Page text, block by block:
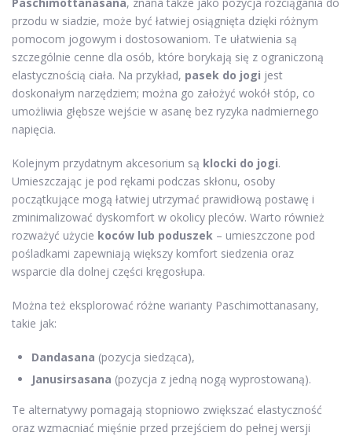
przodu w siadzie, może być łatwiej osiągnięta dzięki różnym
pomocom jogowym i dostosowaniom. Te ułatwienia są
szczególnie cenne dla osób, które borykają się z ograniczoną
elastycznością ciała. Na przykład, pasek do jogi jest
doskonałym narzędziem; można go założyć wokół stóp, co
umożliwia głębsze wejście w asanę bez ryzyka nadmiernego
napięcia.
Kolejnym przydatnym akcesorium są klocki do jogi.
Umieszczając je pod rękami podczas skłonu, osoby
początkujące mogą łatwiej utrzymać prawidłową postawę i
zminimalizować dyskomfort w okolicy pleców. Warto również
rozważyć użycie koców lub poduszek – umieszczone pod
pośladkami zapewniają większy komfort siedzenia oraz
wsparcie dla dolnej części kręgosłupa.
Można też eksplorować różne warianty Paschimottanasany,
takie jak:
Dandasana (pozycja siedząca),
Janusirsasana (pozycja z jedną nogą wyprostowaną).
Te alternatywy pomagają stopniowo zwiększać elastyczność
oraz wzmacniać mięśnie przed przejściem do pełnej wersji